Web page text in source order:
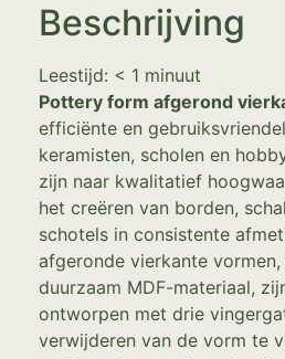
Beschrijving
Leestijd: < 1 minuut
Pottery form afgerond
efficiënte en
keramisten, scholen en
zijn naar kwalitatief
het creëren van borden,
schotels in consistente
afgeronde vierkante
duurzaam MDF-materiaal,
ontworpen met drie
verwijderen van de vorm te